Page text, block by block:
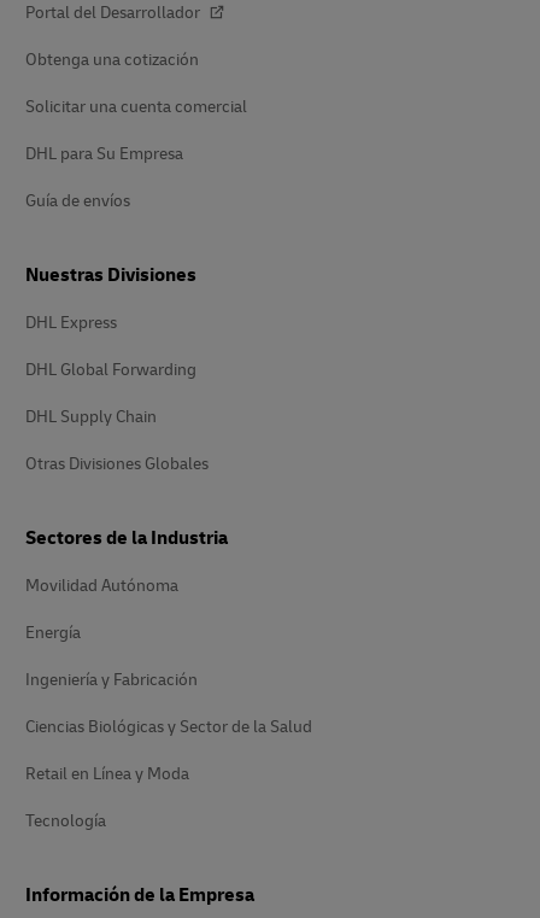
Portal del Desarrollador
Obtenga una cotización
Solicitar una cuenta comercial
DHL para Su Empresa
Guía de envíos
Nuestras Divisiones
DHL Express
DHL Global Forwarding
DHL Supply Chain
Otras Divisiones Globales
Sectores de la Industria
Movilidad Autónoma
Energía
Ingeniería y Fabricación
Ciencias Biológicas y Sector de la Salud
Retail en Línea y Moda
Tecnología
Información de la Empresa